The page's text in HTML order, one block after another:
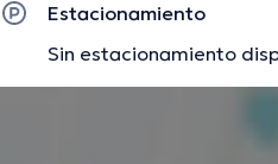
Estacionamiento
Sin estacionamiento